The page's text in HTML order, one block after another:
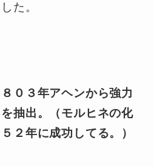
た。
０３年アヘンから強力
抽出。（モルヒネの化
２年に成功してる。）